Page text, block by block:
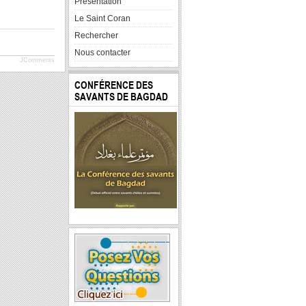
JComments
Le Saint Coran
Rechercher
Nous contacter
CONFÉRENCE DES
SAVANTS DE BAGDAD